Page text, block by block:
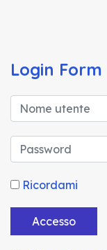
Login Form
Ricordami
Accesso